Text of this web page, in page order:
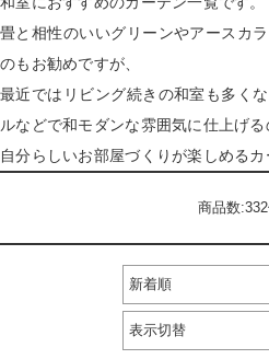
畳と相性のいいグリーンやアースカ
のもお勧めですが、
最近ではリビング続きの和室も多く
ルなどで和モダンな雰囲気に仕上げる
自分らしいお部屋づくりが楽しめるカ
商品数
新着順
表示切替